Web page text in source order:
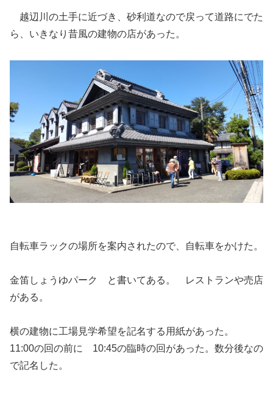
越辺川の土手に近づき、砂利道なので戻って道路にでた
ら、いきなり昔風の建物の店があった。
自転車ラックの場所を案内されたので、自転車をかけた。
金笛しょうゆパーク と書いてある。 レストランや売店
がある。
横の建物に工場見学希望を記名する用紙があった。
11:00の回の前に 10:45の臨時の回があった。数分後なの
で記名した。